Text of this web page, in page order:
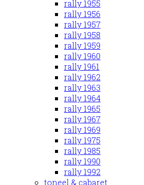
rally 1955
rally 1956
rally 1957
rally 1958
rally 1959
rally 1960
rally 1961
rally 1962
rally 1963
rally 1964
rally 1965
rally 1967
rally 1969
rally 1975
rally 1985
rally 1990
rally 1992
toneel & cabaret